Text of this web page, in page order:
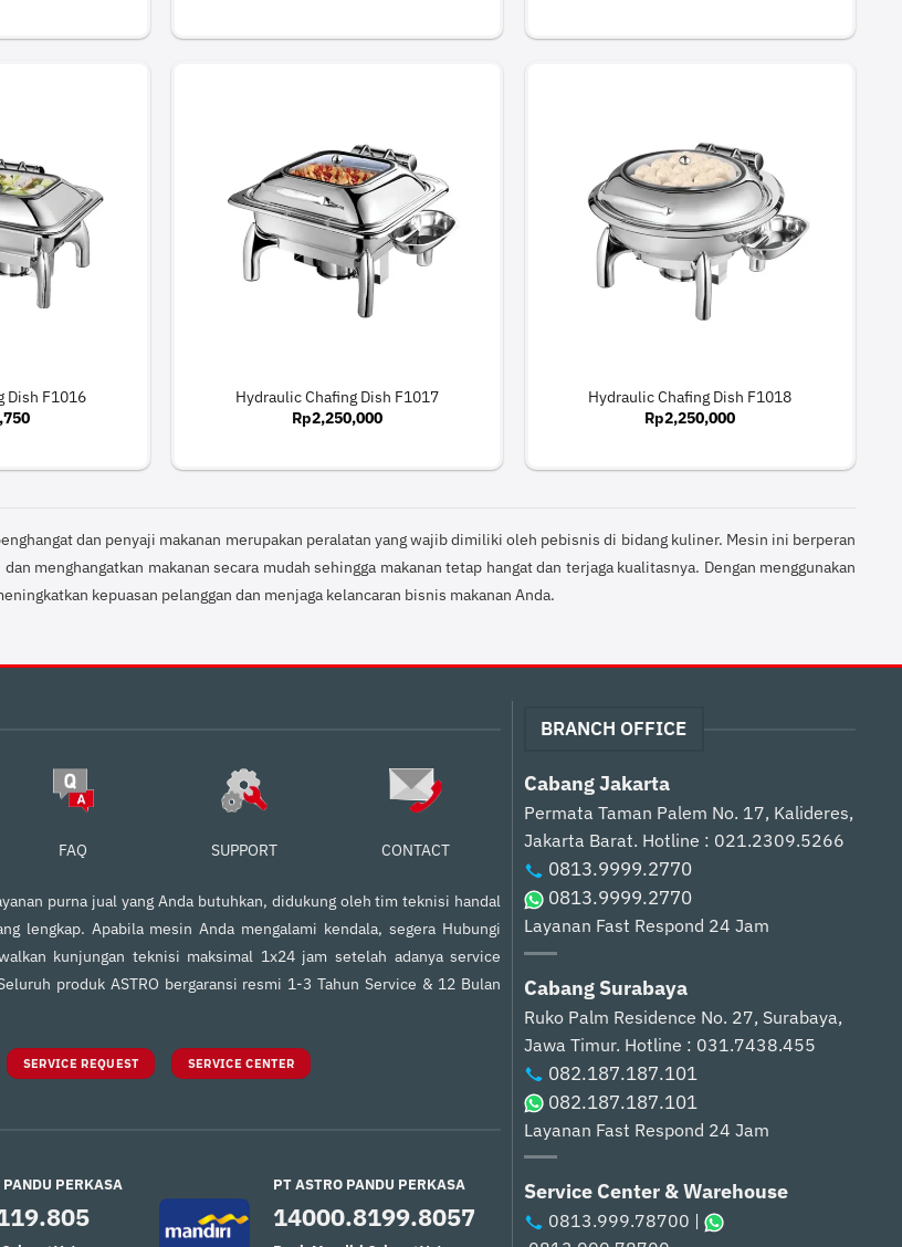
Dish F1016
Hydraulic Chafing Dish F1017
Rp2,250,000
Hydraulic Chafing Dish F1018
Rp2,250,000
dan penyaji makanan merupakan peralatan yang wajib dimiliki oleh pebisnis di bidang kuliner. Mesin ini berperan
menghangatkan makanan secara mudah sehingga makanan tetap hangat dan terjaga kualitasnya. Dengan menggunakan
kepuasan pelanggan dan menjaga kelancaran bisnis makanan Anda.
FAQ SUPPORT CONTACT
purna jual yang Anda butuhkan, didukung oleh tim teknisi handal
lengkap. Apabila mesin Anda mengalami kendala, segera Hubungi
kunjungan teknisi maksimal 1x24 jam setelah adanya service
produk ASTRO bergaransi resmi 1-3 Tahun Service & 12 Bulan
SERVICE REQUEST SERVICE CENTER
PANDU PERKASA PT ASTRO PANDU PERKASA
14000.8199.8057
BRANCH OFFICE
Cabang Jakarta
Permata Taman Palem No. 17, Kalideres,
Jakarta Barat. Hotline : 021.2309.5266
0813.9999.2770
0813.9999.2770
Layanan Fast Respond 24 Jam
Cabang Surabaya
Ruko Palm Residence No. 27, Surabaya,
Jawa Timur. Hotline : 031.7438.455
082.187.187.101
082.187.187.101
Layanan Fast Respond 24 Jam
Service Center & Warehouse
0813.999.78700 |